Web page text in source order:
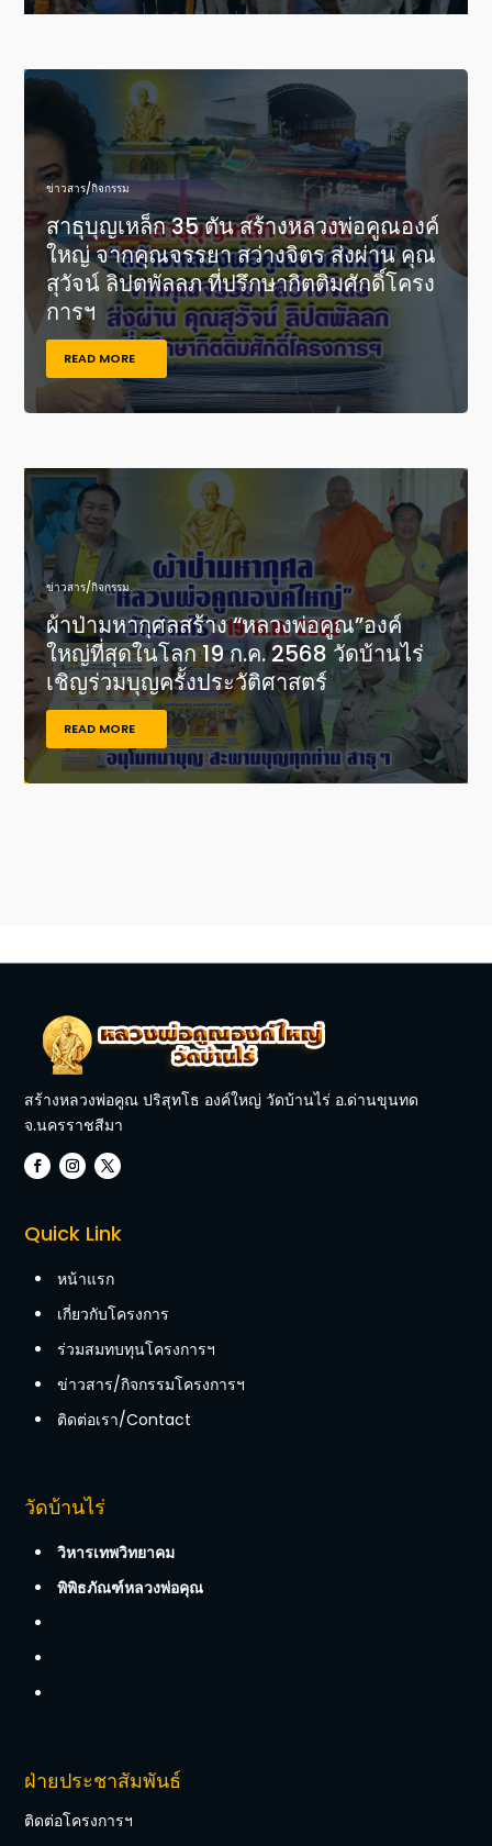
ข่าวสาร/กิจกรรม
สาธุบุญเหล็ก 35 ตัน สร้างหลวงพ่อคูณองค์
ใหญ่ จากคุณจรรยา สว่างจิตร ส่งผ่าน คุณ
สุวัจน์ ลิปตพัลลภ ที่ปรึกษากิตติมศักดิ์โครง
การฯ
READ MORE
ข่าวสาร/กิจกรรม
ผ้าป่ามหากุศลสร้าง “หลวงพ่อคูณ”องค์
ใหญ่ที่สุดในโลก 19 ก.ค. 2568 วัดบ้านไร่
เชิญร่วมบุญครั้งประวัติศาสตร์
READ MORE
สร้างหลวงพ่อคูณ ปริสุทโธ องค์ใหญ่ วัดบ้านไร่ อ.ด่านขุนทด
จ.นครราชสีมา
Quick Link
หน้าแรก
เกี่ยวกับโครงการ
ร่วมสมทบทุนโครงการฯ
ข่าวสาร/กิจกรรมโครงการฯ
ติดต่อเรา/Contact
วัดบ้านไร่
วิหารเทพวิทยาคม
พิพิธภัณฑ์หลวงพ่อคุณ
ฝ่ายประชาสัมพันธ์
ติดต่อโครงการฯ